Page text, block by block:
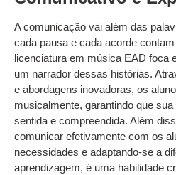
A comunicação vai além das
cada pausa e cada acorde
licenciatura em música EAD foca
um narrador dessas histórias.
e abordagens inovadoras, os
musicalmente, garantindo que
sentida e compreendida. Além
comunicar efetivamente com os
necessidades e adaptando-se a
aprendizagem, é uma habilidade